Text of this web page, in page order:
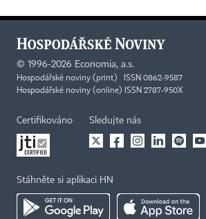
© 1996-2026 Economia, a.s.
Hospodářské noviny (print) ISSN 0862-9587
Hospodářské noviny (online) ISSN 2787-950X
Certifikováno Sledujte nás
Stáhněte si aplikaci HN